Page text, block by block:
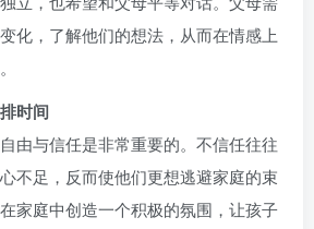
化，了解他们的想法，从而在情感上
时间
由与信任是非常重要的。不信任往往
不足，反而使他们更想逃避家庭的束
家庭中创造一个积极的氛围，让孩子